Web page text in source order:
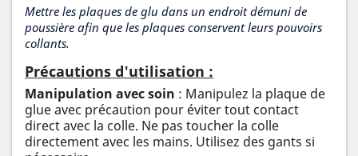
Mettre les plaques de glu dans un endroit démuni de
poussière afin que les plaques conservent leurs pouvoirs
collants.
Précautions d'utilisation :
Manipulation avec soin : Manipulez la plaque de
glue avec précaution pour éviter tout contact
direct avec la colle. Ne pas toucher la colle
directement avec les mains. Utilisez des gants si